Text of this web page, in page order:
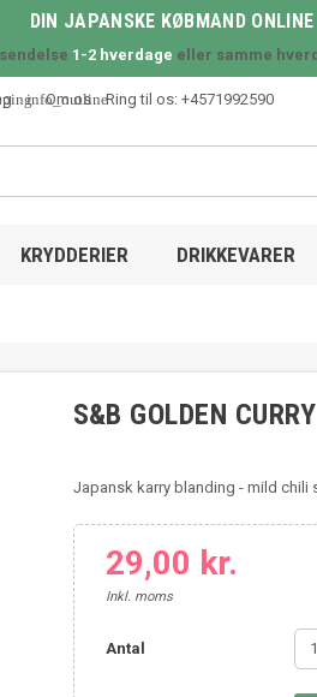
DIN JAPANSKE KØBMAND ONLINE
1-2 hverdage eller samme
info_outline
Om os Ring til os: +4571992590
KRYDDERIER DRIKKEVARER
S&B GOLDEN
Japansk karry blanding - mild chili
29,00 kr.
Inkl. moms
Antal